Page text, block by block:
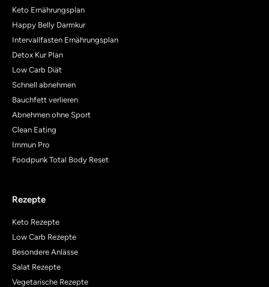
Keto Ernährungsplan
Happy Belly Darmkur
Intervallfasten Ernährungsplan
Detox Kur Plan
Low Carb Diät
Schnell abnehmen
Bauchfett verlieren
Abnehmen ohne Sport
Clean Eating
Immun Pro
Foodpunk Total Body Reset
Rezepte
Keto Rezepte
Low Carb Rezepte
Besondere Anlässe
Salat Rezepte
Vegetarische Rezepte